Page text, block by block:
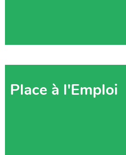
Place à l'Emploi